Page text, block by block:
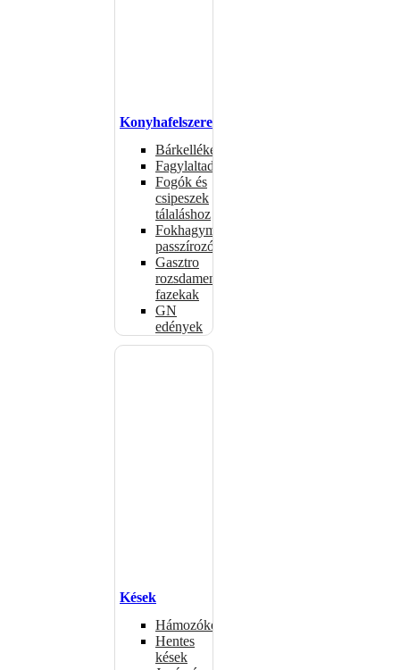
Konyhafelszerelés
Bárkellékek
Fagylaltadagolók
Fogók és
csipeszek
tálaláshoz
Fokhagymaprések,
passzírozók
Gasztro
rozsdamentes
fazekak
GN
edények
Kések
Hámozókések
Hentes
kések